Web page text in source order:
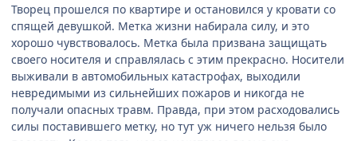
Творец прошелся по квартире и остановился у кровати со
спящей девушкой. Метка жизни набирала силу, и это
хорошо чувствовалось. Метка была призвана защищать
своего носителя и справлялась с этим прекрасно. Носители
выживали в автомобильных катастрофах, выходили
невредимыми из сильнейших пожаров и никогда не
получали опасных травм. Правда, при этом расходовались
силы поставившего метку, но тут уж ничего нельзя было